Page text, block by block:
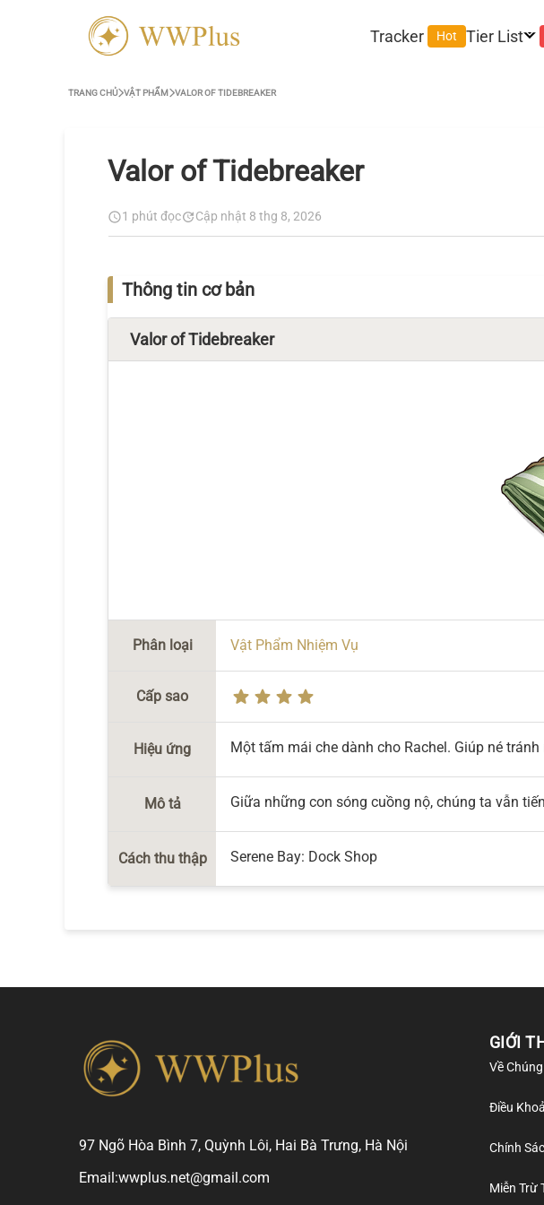
Tracker Hot Tier List
TRANG CHỦ VẬT PHẨM VALOR OF TIDEBREAKER
Valor of Tidebreaker
1 phút đọc Cập nhật 8 thg 8, 2026
Thông tin cơ bản
Valor of Tidebreaker
Phân loại Vật Phẩm Nhiệm Vụ
Cấp sao
Hiệu ứng Một tấm mái che dành cho Rachel. Giúp né
Mô tả Giữa những con sóng cuồng nộ, chúng ta vẫn
Cách thu thập Serene Bay: Dock Shop
97 Ngõ Hòa Bình 7, Quỳnh Lôi, Hai Bà Trưng, Hà Nội
Email:wwplus.net@gmail.com
GIỚI
Về
Điều
Chính
Miễn Trừ